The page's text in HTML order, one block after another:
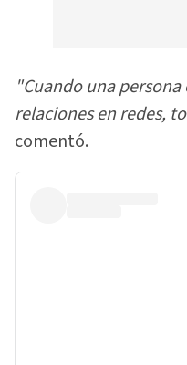
"Cuando una
relaciones en redes,
comentó.